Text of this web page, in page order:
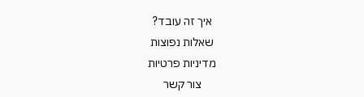
איך זה עובד?
שאלות נפוצות
מדיניות פרטיות
צור קשר